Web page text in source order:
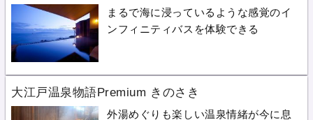
まるで海に浸っているような感覚のイ
ンフィニティバスを体験できる
大江戸温泉物語Premium きのさき
外湯めぐりも楽しい温泉情緒が今に息